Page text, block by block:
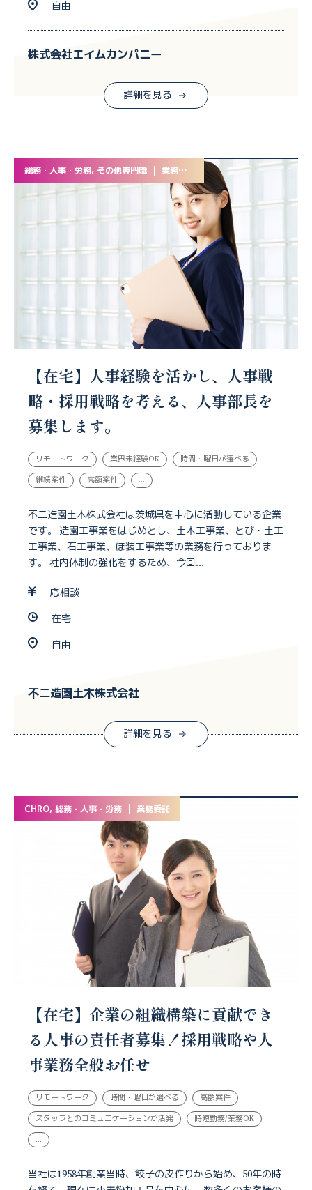
自由
株式会社エイムカンパニー
詳細を見る
総務・人事・労務, その他専門職 | 業務委託
【在宅】人事経験を活かし、人事戦
略・採用戦略を考える、人事部長を
募集します。
リモートワーク 業界未経験OK 時間・曜日が選べる
継続案件 高額案件 ...
不二造園土木株式会社は茨城県を中心に活動している企業
です。 造園工事業をはじめとし、土木工事業、とび・土工
工事業、石工事業、ほ装工事業等の業務を行っておりま
す。 社内体制の強化をするため、今回...
応相談
在宅
自由
不二造園土木株式会社
詳細を見る
CHRO, 総務・人事・労務 | 業務委託
【在宅】企業の組織構築に貢献でき
る人事の責任者募集！採用戦略や人
事業務全般お任せ
リモートワーク 時間・曜日が選べる 高額案件
スタッフとのコミュニケーションが活発 時短勤務/業務OK
...
当社は1958年創業当時、餃子の皮作りから始め、50年の時